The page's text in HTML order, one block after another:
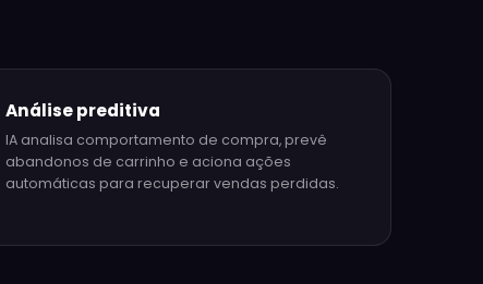
Análise preditiva
IA analisa comportamento de compra, prevê
abandonos de carrinho e aciona ações
automáticas para recuperar vendas perdidas.